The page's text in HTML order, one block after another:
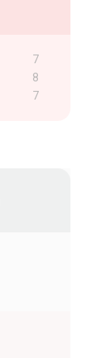
7
8
7